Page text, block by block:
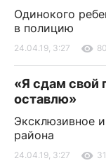
Одинокого
в полицию
24.04.19, 3:27
«Я сдам свой
оставлю»
Эксклюзивное
района
24.04.19, 3:27